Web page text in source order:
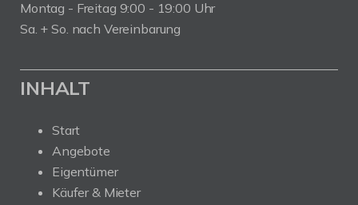
Montag - Freitag 9:00 - 19:00 Uhr
Sa. + So. nach Vereinbarung
INHALT
Start
Angebote
Eigentümer
Käufer & Mieter